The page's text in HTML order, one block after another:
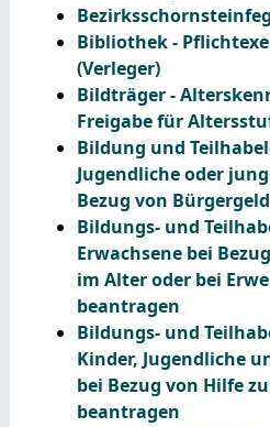
Bibliothek -
(Verleger)
Bildträger -
Freigabe für
Bildung und
Jugendliche oder
Bezug von
Bildungs- und
Erwachsene bei
im Alter oder bei
beantragen
Bildungs- und
Kinder, Jugendliche
bei Bezug von Hilfe
beantragen